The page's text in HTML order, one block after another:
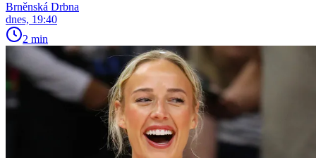
Brněnská Drbna
dnes, 19:40
2 min